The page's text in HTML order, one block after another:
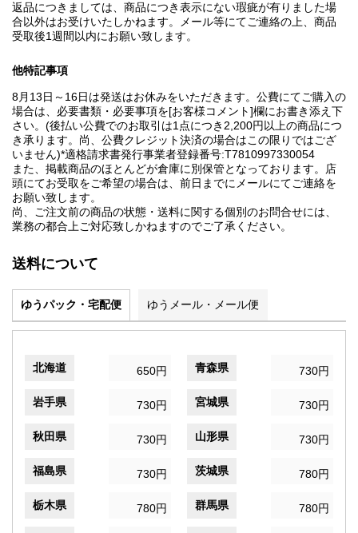
返品につきましては、商品につき表示にない瑕疵が有りました場
合以外はお受けいたしかねます。メール等にてご連絡の上、商品
受取後1週間以内にお願い致します。
他特記事項
8月13日～16日は発送はお休みをいただきます。公費にてご購入の
場合は、必要書類・必要事項を[お客様コメント]欄にお書き添え下
さい。(後払い公費でのお取引は1点につき2,200円以上の商品につ
き承ります。尚、公費クレジット決済の場合はこの限りではござ
いません)*適格請求書発行事業者登録番号:T7810997330054
また、掲載商品のほとんどが倉庫に別保管となっております。店
頭にてお受取をご希望の場合は、前日までにメールにてご連絡を
お願い致します。
尚、ご注文前の商品の状態・送料に関する個別のお問合せには、
業務の都合上ご対応致しかねますのでご了承ください。
送料について
ゆうパック・宅配便 ゆうメール・メール便
北海道 650円 青森県 730円
岩手県 730円 宮城県 730円
秋田県 730円 山形県 730円
福島県 730円 茨城県 780円
栃木県 780円 群馬県 780円